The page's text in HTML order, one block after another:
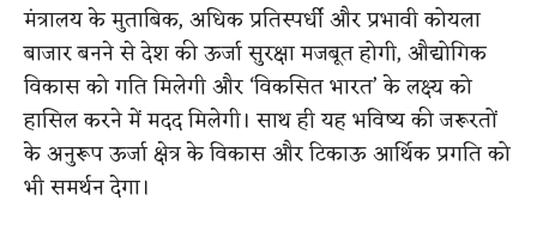
मंत्रालय के मुताबिक, अधिक प्रतिस्पर्धी और प्रभावी कोयला
बाजार बनने से देश की ऊर्जा सुरक्षा मजबूत होगी, औद्योगिक
विकास को गति मिलेगी और ‘विकसित भारत’ के लक्ष्य को
हासिल करने में मदद मिलेगी। साथ ही यह भविष्य की जरूरतों
के अनुरूप ऊर्जा क्षेत्र के विकास और टिकाऊ आर्थिक प्रगति को
भी समर्थन देगा।